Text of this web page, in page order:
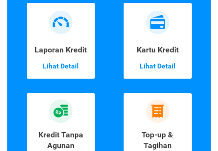
Laporan Kredit
Lihat Detail
Kartu Kredit
Lihat Detail
Kredit Tanpa
Agunan
Top-up &
Tagihan